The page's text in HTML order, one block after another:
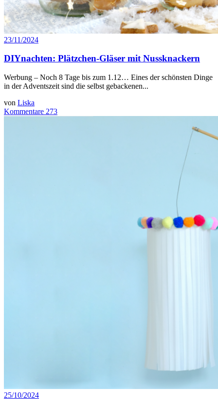
23/11/2024
DIYnachten: Plätzchen-Gläser mit Nussknackern
Werbung – Noch 8 Tage bis zum 1.12… Eines der schönsten Dinge
in der Adventszeit sind die selbst gebackenen...
von Liska
Kommentare 273
25/10/2024